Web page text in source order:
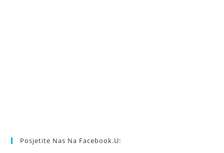
Posjetite Nas Na Facebook.u: